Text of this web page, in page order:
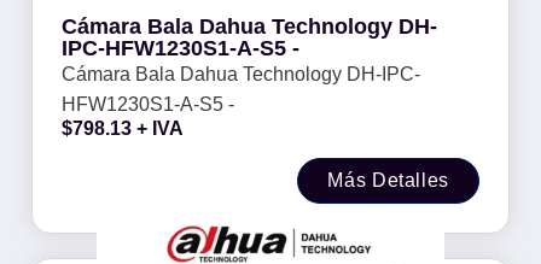
Cámara Bala Dahua Technology DH-
IPC-HFW1230S1-A-S5 -
Cámara Bala Dahua Technology DH-IPC-
HFW1230S1-A-S5 -
$798.13 + IVA
Más Detalles